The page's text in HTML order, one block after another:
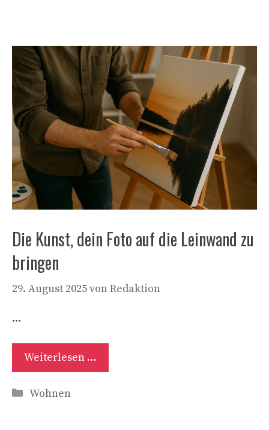
Die Kunst, dein Foto auf die Leinwand zu
bringen
29. August 2025vonRedaktion
…
Weiterlesen …
Kategorien
Wohnen